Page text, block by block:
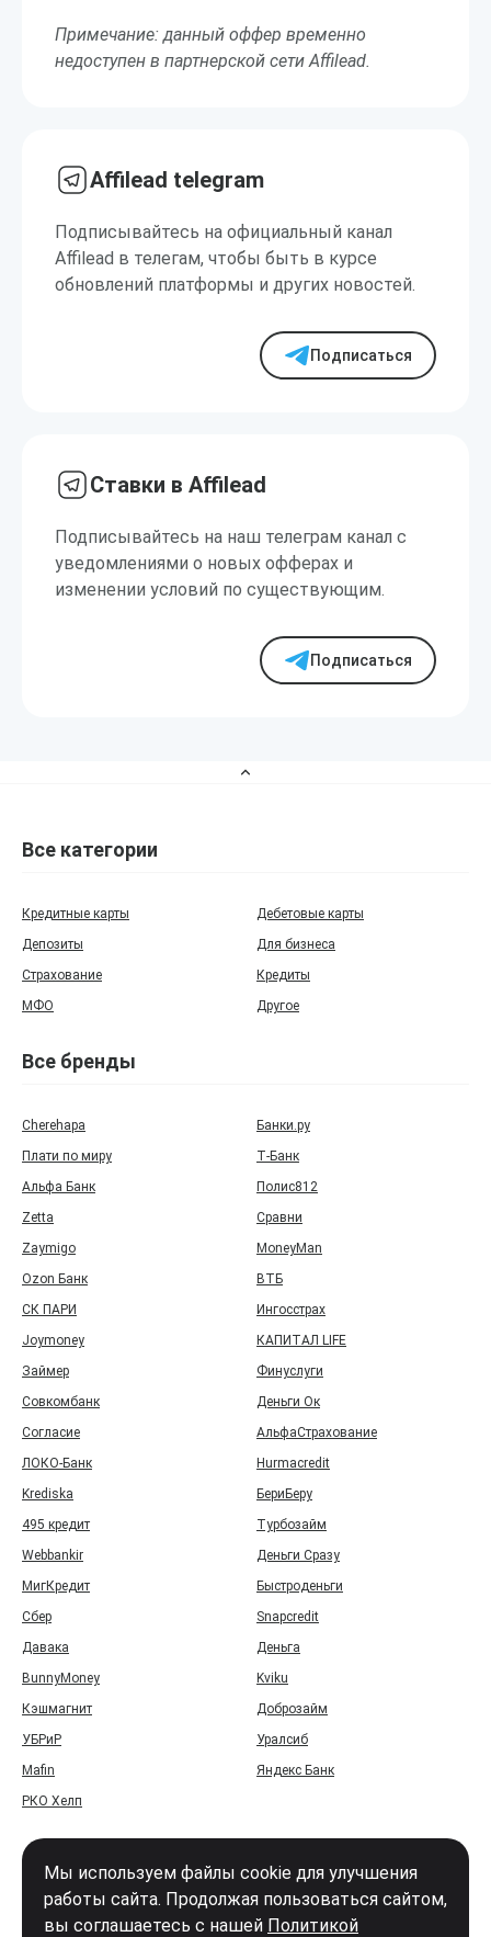
Примечание: данный оффер временно
недоступен в партнерской сети Affilead.
Affilead telegram
Подписывайтесь на официальный канал
Affilead в телегам, чтобы быть в курсе
обновлений платформы и других новостей.
Подписаться
Ставки в Affilead
Подписывайтесь на наш телеграм канал с
уведомлениями о новых офферах и
изменении условий по существующим.
Подписаться
Все категории
Кредитные карты
Дебетовые карты
Депозиты
Для бизнеса
Страхование
Кредиты
МФО
Другое
Все бренды
Cherehapa
Банки.ру
Плати по миру
Т‑Банк
Альфа Банк
Полис812
Zetta
Сравни
Zaymigo
MoneyMan
Ozon Банк
ВТБ
СК ПАРИ
Ингосстрах
Joymoney
КАПИТАЛ LIFE
Займер
Финуслуги
Совкомбанк
Деньги Ок
Согласие
АльфаСтрахование
ЛОКО-Банк
Hurmacredit
Krediska
БериБеру
495 кредит
Турбозайм
Webbankir
Деньги Сразу
МигКредит
Быстроденьги
Сбер
Snapcredit
Давака
Деньга
BunnyMoney
Kviku
Кэшмагнит
Доброзайм
УБРиР
Уралсиб
Mafin
Яндекс Банк
РКО Хелп
Мы используем файлы cookie для улучшения
работы сайта. Продолжая пользоваться сайтом,
вы соглашаетесь с нашей Политикой